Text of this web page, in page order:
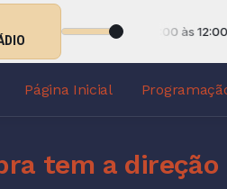
JAIR DE JESUS das 11:00 às 12:00
Página Inicial
tem a